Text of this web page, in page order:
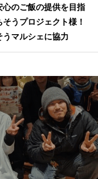
心のご飯の提供を目指
そうプロジェクト様！
うマルシェに協力